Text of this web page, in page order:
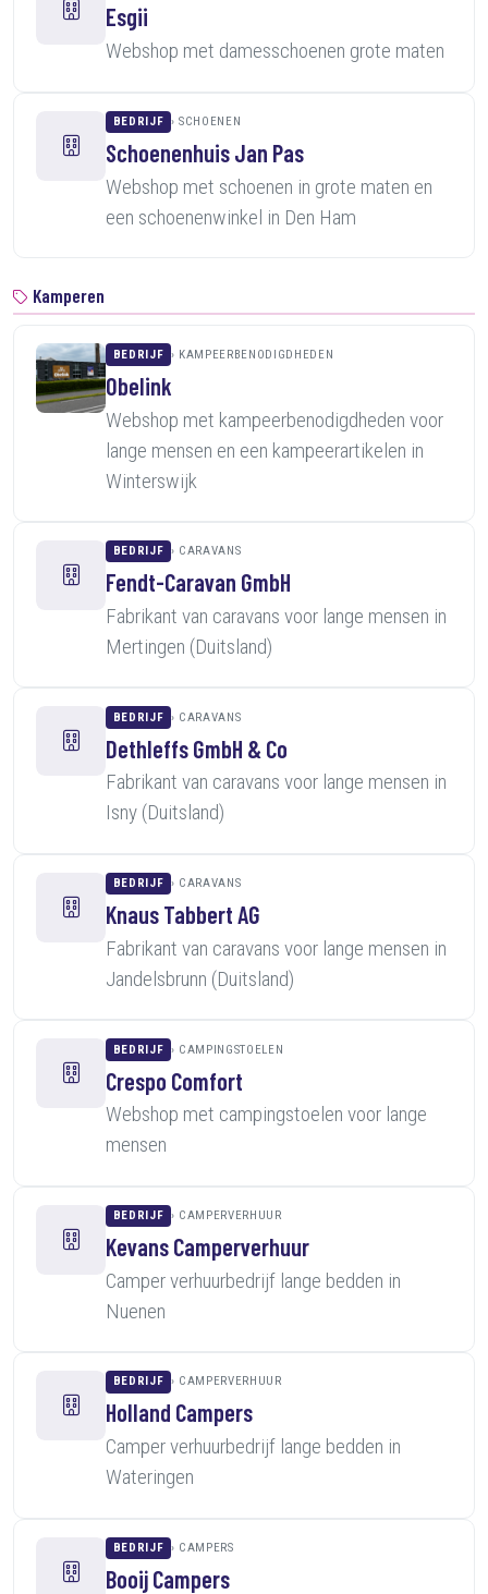
Esgii
Webshop met damesschoenen grote maten
BEDRIJF SCHOENEN
Schoenenhuis Jan Pas
Webshop met schoenen in grote maten en
een schoenenwinkel in Den Ham
Kamperen
BEDRIJF KAMPEERBENODIGDHEDEN
Obelink
Webshop met kampeerbenodigdheden voor
lange mensen en een kampeerartikelen in
Winterswijk
BEDRIJF CARAVANS
Fendt-Caravan GmbH
Fabrikant van caravans voor lange mensen in
Mertingen (Duitsland)
BEDRIJF CARAVANS
Dethleffs GmbH & Co
Fabrikant van caravans voor lange mensen in
Isny (Duitsland)
BEDRIJF CARAVANS
Knaus Tabbert AG
Fabrikant van caravans voor lange mensen in
Jandelsbrunn (Duitsland)
BEDRIJF CAMPINGSTOELEN
Crespo Comfort
Webshop met campingstoelen voor lange
mensen
BEDRIJF CAMPERVERHUUR
Kevans Camperverhuur
Camper verhuurbedrijf lange bedden in
Nuenen
BEDRIJF CAMPERVERHUUR
Holland Campers
Camper verhuurbedrijf lange bedden in
Wateringen
BEDRIJF CAMPERS
Booij Campers